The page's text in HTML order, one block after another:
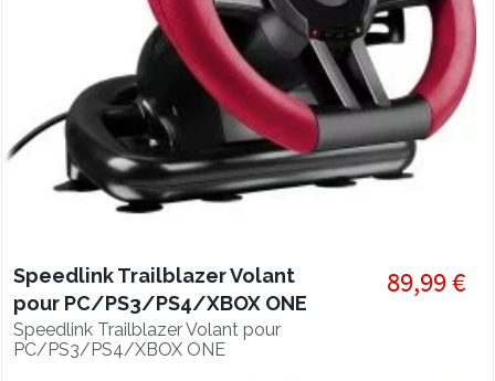
Speedlink Trailblazer Volant
pour PC/PS3/PS4/XBOX ONE
Speedlink Trailblazer Volant pour
PC/PS3/PS4/XBOX ONE
89,99 €